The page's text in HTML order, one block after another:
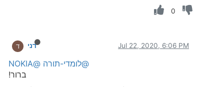
0
ד דני Jul 22, 2020, 6:06 PM
@לומדי-תורה @NOKIA
ברור!